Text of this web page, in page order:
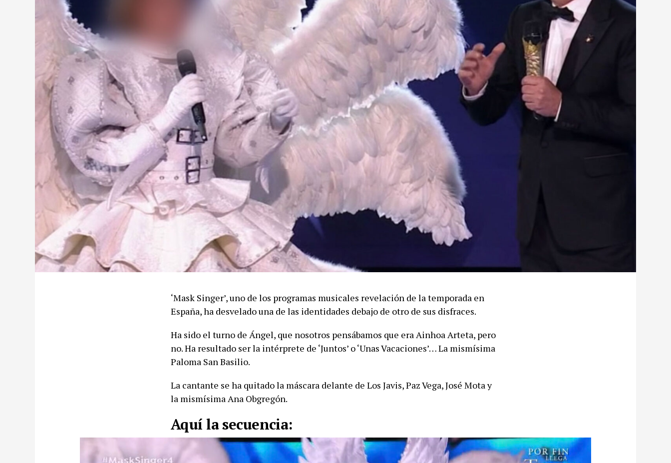
‘Mask Singer’, uno de los programas musicales revelación de la temporada en
España, ha desvelado una de las identidades debajo de otro de sus disfraces.
Ha sido el turno de Ángel, que nosotros pensábamos que era Ainhoa Arteta, pero
no. Ha resultado ser la intérprete de ‘Juntos’ o ‘Unas Vacaciones’… La mismísima
Paloma San Basilio.
La cantante se ha quitado la máscara delante de Los Javis, Paz Vega, José Mota y
la mismísima Ana Obgregón.
Aquí la secuencia: